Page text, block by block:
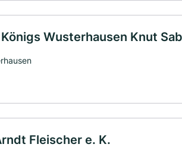
Wusterhausen Knut
Fleischer e. K.